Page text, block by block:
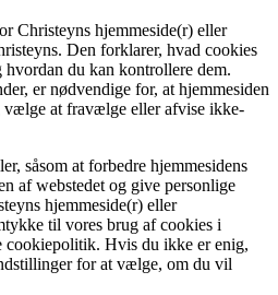
Christeyns hjemmeside(r) eller
Den forklarer, hvad cookies
du kan kontrollere dem.
er nødvendige for, at hjemmesiden
at fravælge eller afvise ikke-
såsom at forbedre hjemmesidens
af ​​webstedet og give personlige
hjemmeside(r) eller
til vores brug af cookies i
cookiepolitik. Hvis du ikke er enig,
for at vælge, om du vil